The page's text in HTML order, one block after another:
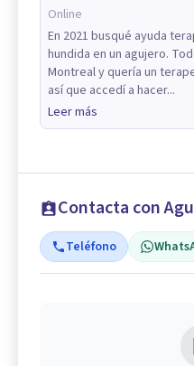
Online
En 2021 busqué ayuda
hundida en un agujero.
Montreal y quería un
así que accedí a hacer...
Leer más
Contacta con
Teléfono